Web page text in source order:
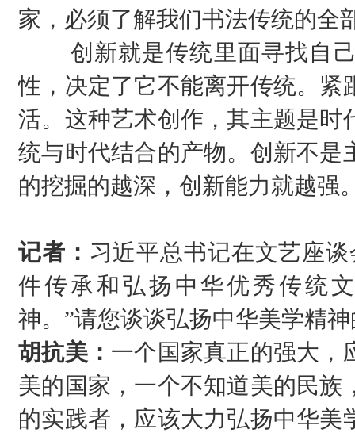
家，必须了解我们书法传统的全
创新就是传统里面寻找自己
性，决定了它不能离开传统。紧
活。这种艺术创作，其主题是时
统与时代结合的产物。创新不是
的挖掘的越深，创新能力就越强
记者： 习近平总书记在文艺座
件传承和弘扬中华优秀传统
神。”请您谈谈弘扬中华美学精
胡抗美： 一个国家真正的强大，
美的国家，一个不知道美的民
的实践者，应该大力弘扬中华